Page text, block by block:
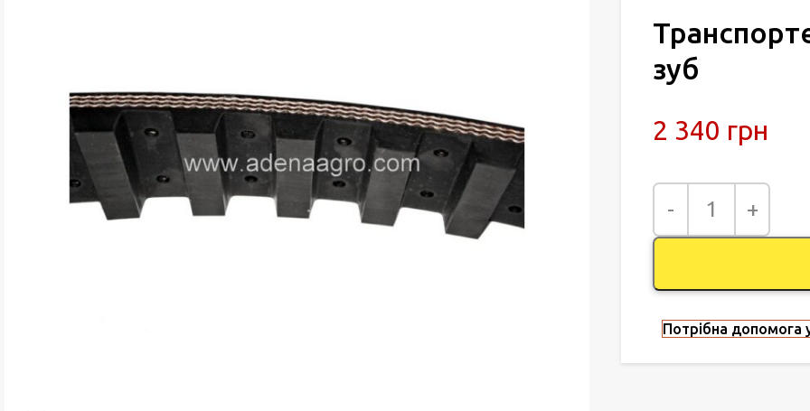
зуб
2 340 грн
Потрібна допомога